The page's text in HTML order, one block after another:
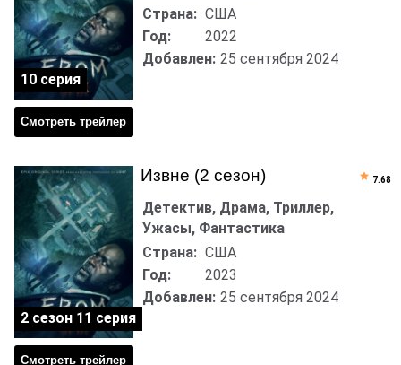
Смотреть трейлер
Страна: США
Год:
2022
Добавлен: 25 сентября 2024
10 серия
Извне (2 сезон)
Смотреть трейлер
Детектив, Драма, Триллер,
Ужасы, Фантастика
Страна: США
Год:
2023
Добавлен: 25 сентября 2024
2 сезон 11 серия
7.68